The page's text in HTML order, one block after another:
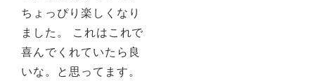
ちょっぴり楽しくなり
ました。 これはこれで
喜んでくれていたら良
いな。と思ってます。